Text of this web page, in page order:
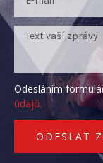
Odesláním
údajů.
ODESLAT